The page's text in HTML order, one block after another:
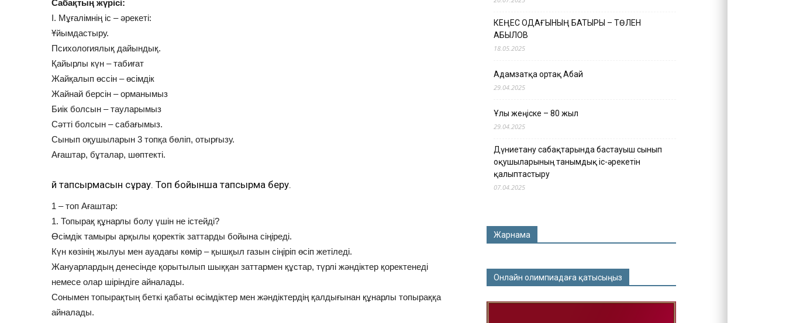
Сабақтың жүрісі:
І. Мұғалімнің іс – әрекеті:
Ұйымдастыру.
Психологиялық дайындық.
Қайырлы күн – табиғат
Жайқалып өссін – өсімдік
Жайнай берсін – орманымыз
Биік болсын – тауларымыз
Сәтті болсын – сабағымыз.
Сынып оқушыларын 3 топқа бөліп, отырғызу.
Ағаштар, бұталар, шөптекті.
Үй тапсырмасын сұрау. Топ бойынша тапсырма беру.
1 – топ Ағаштар:
1. Топырақ құнарлы болу үшін не істейді?
Өсімдік тамыры арқылы қоректік заттарды бойына сіңіреді.
Күн көзінің жылуы мен ауадағы көмір – қышқыл газын сіңіріп өсіп жетіледі.
Жануарлардың денесінде қорытылып шыққан заттармен құстар, түрлі жәндіктер қоректенеді
немесе олар шіріндіге айналады.
Сонымен топырақтың беткі қабаты өсімдіктер мен жәндіктердің қалдығынан құнарлы топыраққа
айналады.
КЕҢЕС ОДАҒЫНЫҢ БАТЫРЫ – ТӨЛЕН
ҚАБЫЛОВ
18.05.2025
Адамзатқа ортақ Абай
29.04.2025
Ұлы жеңіске – 80 жыл
29.04.2025
Дүниетану сабақтарында бастауыш сынып
оқушыларының танымдық іс-әрекетін
қалыптастыру
07.04.2025
Жарнама
Онлайн олимпиадаға қатысыңыз